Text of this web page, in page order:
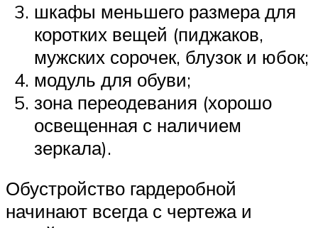
шкафы меньшего размера для
коротких вещей (пиджаков,
мужских сорочек, блузок и юбок;
модуль для обуви;
зона переодевания (хорошо
освещенная с наличием
зеркала).
Обустройство гардеробной
начинают всегда с чертежа и